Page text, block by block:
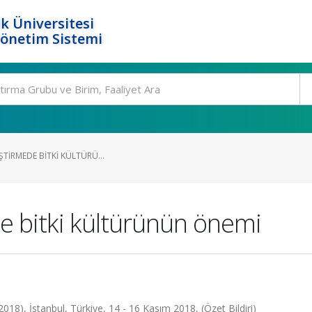
Üniversitesi
Sistemi
BITKI KÜLTÜRÜ...
bitki kültürünün önemi
İstanbul, Türkiye, 14 - 16 Kasım 2018, (Özet Bildiri)